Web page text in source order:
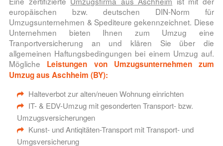
europäischen bzw. deutschen DIN-Norm für
Umzugsunternehmen & Spediteure gekennzeichnet. Diese
Unternehmen bieten Ihnen zum Umzug eine
Tranportversicherung an und klären Sie über die
allgemeinen Haftungsbedingungen bei einem Umzug auf.
Mögliche Leistungen von Umzugsunternehmen zum
Umzug aus Aschheim (BY):
Halteverbot zur alten/neuen Wohnung einrichten
IT- & EDV-Umzug mit gesonderten Transport- bzw.
Umzugsversicherungen
Kunst- und Antiqitäten-Transport mit Transport- und
Umgsversicherung